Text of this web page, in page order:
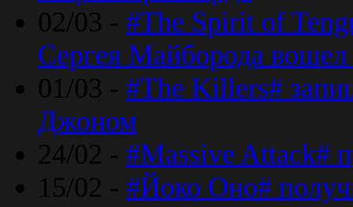
02/03 - #The Spirit of
Сергея Майборода
01/03 - #The Killers#
Джоном
24/02 - #Massive Attack#
15/02 - #Йоко Оно#